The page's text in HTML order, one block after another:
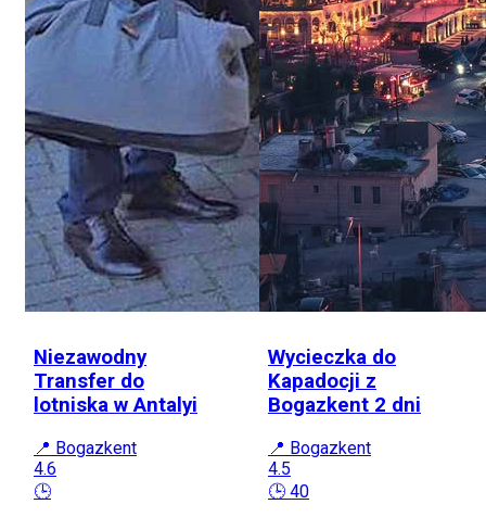
Niezawodny
Transfer do
lotniska w Antalyi
📍 Bogazkent
4.6
🕒
Wycieczka do
Kapadocji z
Bogazkent 2 dni
📍 Bogazkent
4.5
🕒 40